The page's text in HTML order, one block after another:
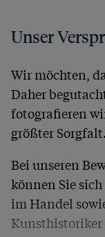
Unser
Wir möchten,
Daher
fotografieren
größter Sorgfalt.
Bei unseren
können Sie
im Handel
Kunsthistoriker